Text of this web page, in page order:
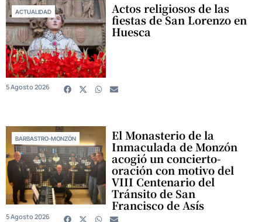
ACTUALIDAD Actos religiosos de las
fiestas de San Lorenzo en
Huesca
5 Agosto 2026
BARBASTRO-MONZÓN El Monasterio de la
Inmaculada de Monzón
acogió un concierto-
oración con motivo del
VIII Centenario del
Tránsito de San
Francisco de Asís
5 Agosto 2026